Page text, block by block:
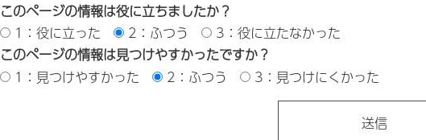
このページの情報は役に立ちましたか？
1：役に立った
2：ふつう
3：役に立たなかった
このページの情報は見つけやすかったですか？
1：見つけやすかった
2：ふつう 3：見つけにくかった